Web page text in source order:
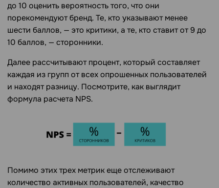
до 10 оценить вероятность того, что они
порекомендуют бренд. Те, кто указывают менее
шести баллов, — это критики, а те, кто ставит от 9 до
10 баллов, — сторонники.
Далее рассчитывают процент, который составляет
каждая из групп от всех опрошенных пользователей
и находят разницу. Посмотрите, как выглядит
формула расчета NPS.
Помимо этих трех метрик еще отслеживают
количество активных пользователей, качество